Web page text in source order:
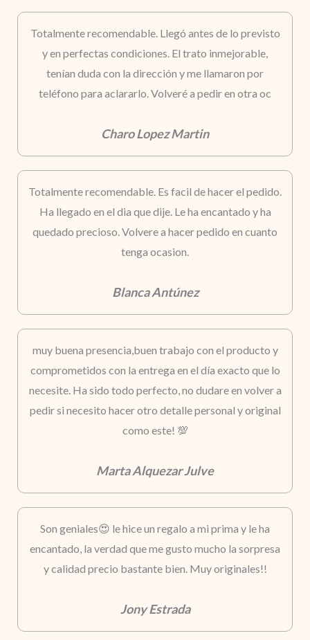
Totalmente recomendable. Llegó antes de lo previsto
y en perfectas condiciones. El trato inmejorable,
tenían duda con la dirección y me llamaron por
teléfono para aclararlo. Volveré a pedir en otra oc
Charo Lopez Martin
Totalmente recomendable. Es facil de hacer el pedido.
Ha llegado en el dia que dije. Le ha encantado y ha
quedado precioso. Volvere a hacer pedido en cuanto
tenga ocasion.
Blanca Antúnez
muy buena presencia,buen trabajo con el producto y
comprometidos con la entrega en el día exacto que lo
necesite. Ha sido todo perfecto, no dudare en volver a
pedir si necesito hacer otro detalle personal y original
como este! 💯
Marta Alquezar Julve
Son geniales😍 le hice un regalo a mi prima y le ha
encantado, la verdad que me gusto mucho la sorpresa
y calidad precio bastante bien. Muy originales!!
Jony Estrada